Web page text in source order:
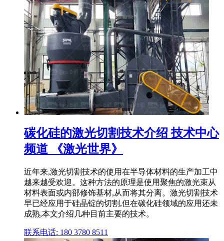
碳化硅的激光切割技术介绍 技术中心
频道 《激光世界》
近年来,激光切割技术的使用在半导体材料的生产加工中
越来越受欢迎。这种方法的原理是使用聚焦的激光束从
材料表面或内部修饰基材,从而将其分离。激光切割技术
早已经应用于硅晶锭的切割,但在碳化硅领域的应用还未
成熟,本文介绍几种目前主要的技术。
联系电话: 180 3780 8511